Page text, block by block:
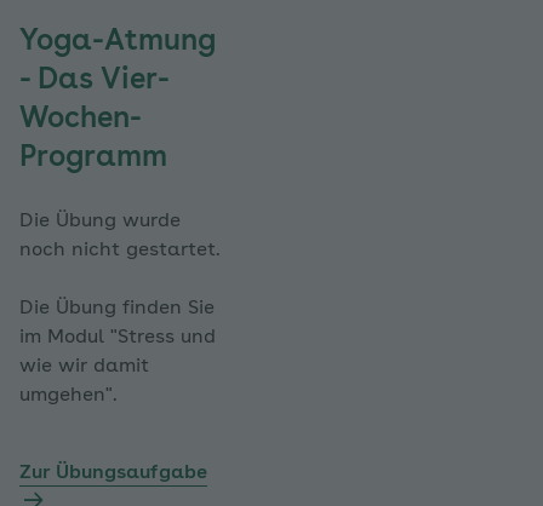
Yoga-Atmung
- Das Vier-
Wochen-
Programm
Die Übung wurde
noch nicht gestartet.
Die Übung finden Sie
im Modul "Stress und
wie wir damit
umgehen".
Zur Übungsaufgabe